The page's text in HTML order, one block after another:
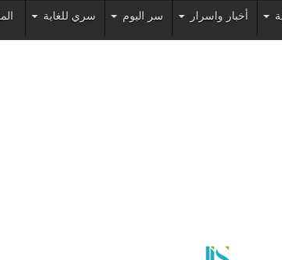
أخبار واسرار سر اليوم سري للغاية